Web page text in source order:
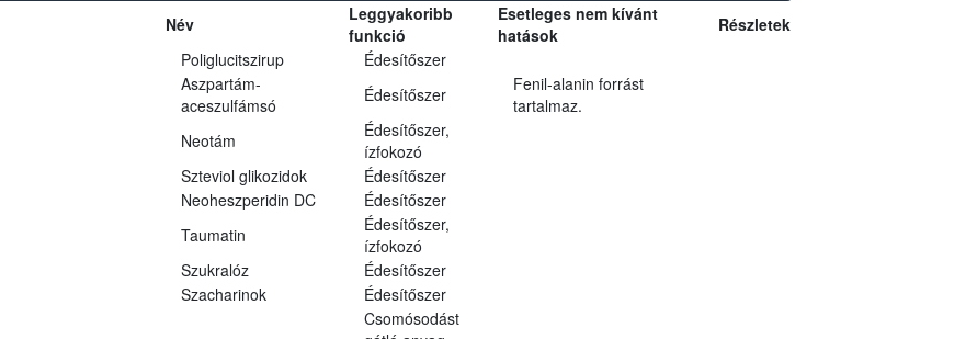
Név
Leggyakoribb
funkció
Esetleges nem kívánt
hatások
Részletek
Poliglucitszirup
Édesítőszer
Aszpartám-
aceszulfámsó
Édesítőszer
Fenil-alanin forrást
tartalmaz.
Neotám
Édesítőszer,
ízfokozó
Szteviol glikozidok
Édesítőszer
Neoheszperidin DC
Édesítőszer
Taumatin
Édesítőszer,
ízfokozó
Szukralóz
Édesítőszer
Szacharinok Édesítőszer
Csomósodást